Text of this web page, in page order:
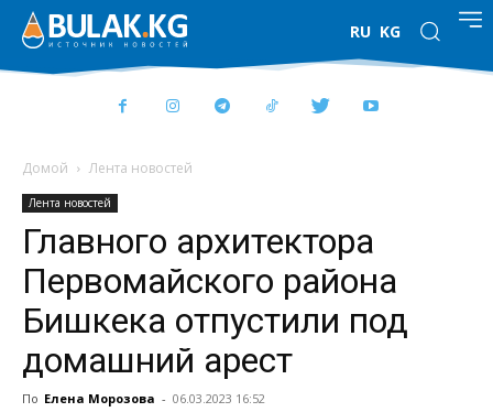
RU KG
Домой Лента новостей
Лента новостей
Главного архитектора
Первомайского района
Бишкека отпустили под
домашний арест
По Елена Морозова - 06.03.2023 16:52